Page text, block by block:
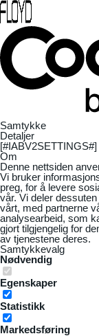
Samtykke
Detaljer
[#IABV2SETTINGS#]
Om
Denne nettsiden
Vi bruker
preg, for å levere
vår. Vi deler
vårt, med partnerne
analysearbeid, som
gjort tilgjengelig for
av tjenestene deres.
Samtykkevalg
Nødvendig
Egenskaper
Statistikk
Markedsføring